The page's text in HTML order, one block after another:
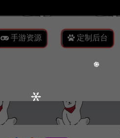
手游资源 定制后台